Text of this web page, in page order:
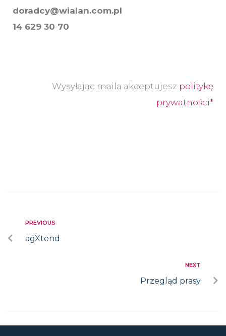
doradcy@wialan.com.pl
14 629 30 70
Wysyłając maila akceptujesz politykę
prywatności*
PREVIOUS
agXtend
NEXT
Przegląd prasy